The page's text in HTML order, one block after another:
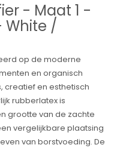
- Maat 1 -
White /
op de moderne
en organisch
creatief en esthetisch
rubberlatex is
grootte van de zachte
vergelijkbare plaatsing
van borstvoeding. De